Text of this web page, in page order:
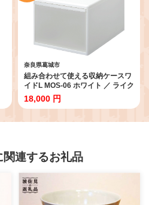
奈良県葛城市
組み合わせて使える収納ケースワ
イドL MOS-06 ホワイト ／ ライク
イット like-it 引き出し 収納 ケー
ス 日本製
18,000 円
関連するお礼品